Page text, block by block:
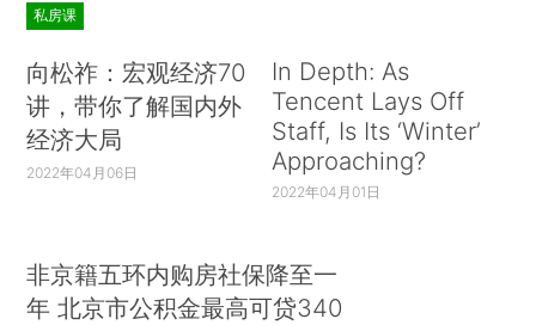
私房课
向松祚：宏观经济70
讲，带你了解国内外
经济大局
2022年04月06日
In Depth: As
Tencent Lays Off
Staff, Is Its ‘Winter’
Approaching?
2022年04月01日
非京籍五环内购房社保降至一
年 北京市公积金最高可贷340